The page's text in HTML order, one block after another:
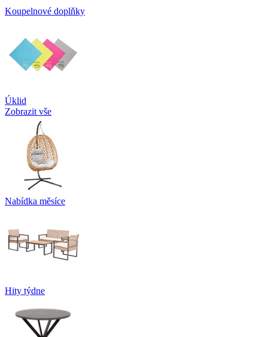
Koupelnové doplňky
Úklid
Zobrazit vše
Nabídka měsíce
Hity týdne